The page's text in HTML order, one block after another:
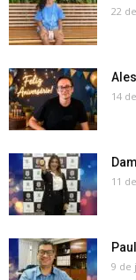
22
14
11
9 de